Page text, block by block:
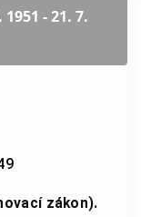
1951 - 21. 7.
zákon).